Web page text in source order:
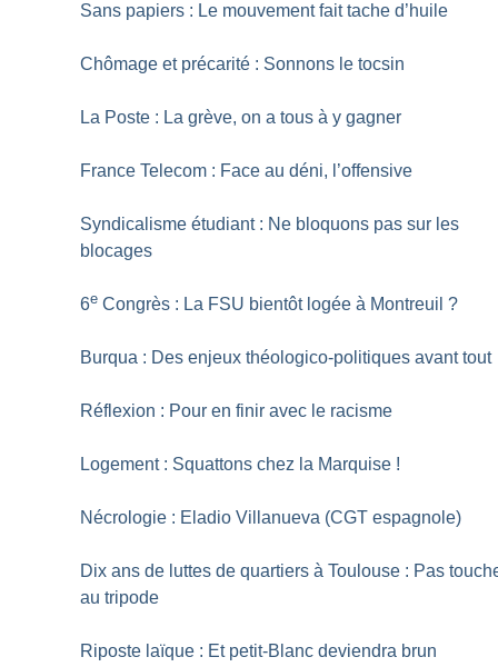
Sans papiers : Le mouvement fait tache d’huile
Chômage et précarité : Sonnons le tocsin
La Poste : La grève, on a tous à y gagner
France Telecom : Face au déni, l’offensive
Syndicalisme étudiant : Ne bloquons pas sur les
blocages
6e Congrès : La FSU bientôt logée à Montreuil ?
Burqua : Des enjeux théologico-politiques avant tout
Réflexion : Pour en finir avec le racisme
Logement : Squattons chez la Marquise !
Nécrologie : Eladio Villanueva (CGT espagnole)
Dix ans de luttes de quartiers à Toulouse : Pas
au tripode
Riposte laïque : Et petit-Blanc deviendra brun